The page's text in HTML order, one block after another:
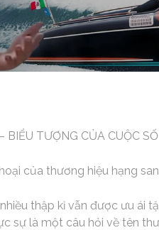
BIỂU TƯỢNG CỦA CUỘC
của thương hiệu hạng
thập kỉ vẫn được ưu ái
sự là một câu hỏi về tên